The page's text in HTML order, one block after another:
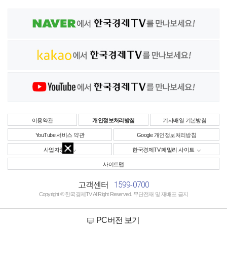
이용약관 개인정보처리방침 기사배열 기본방침
YouTube 서비스 약관 Google 개인정보처리방침
사업자정보 한국경제TV 패밀리 사이트
사이트맵
고객센터 1599-0700
Copyright © 한국경제TV All Right Reserved. 무단전재 및 재배포 금지
PC버전 보기